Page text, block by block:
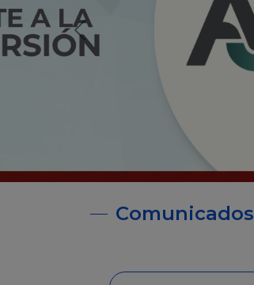
Comunicados